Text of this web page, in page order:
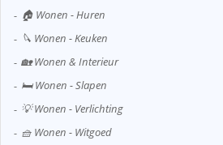
🏠 Wonen - Huren
🔪 Wonen - Keuken
🏡 Wonen & Interieur
🛏️ Wonen - Slapen
💡 Wonen - Verlichting
🧺 Wonen - Witgoed